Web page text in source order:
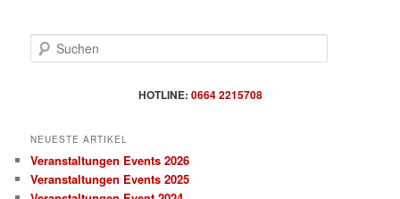
u
HOTLINE: 0664 2215708
NEUESTE ARTIKEL
Veranstaltungen Events 2026
Veranstaltungen Events 2025